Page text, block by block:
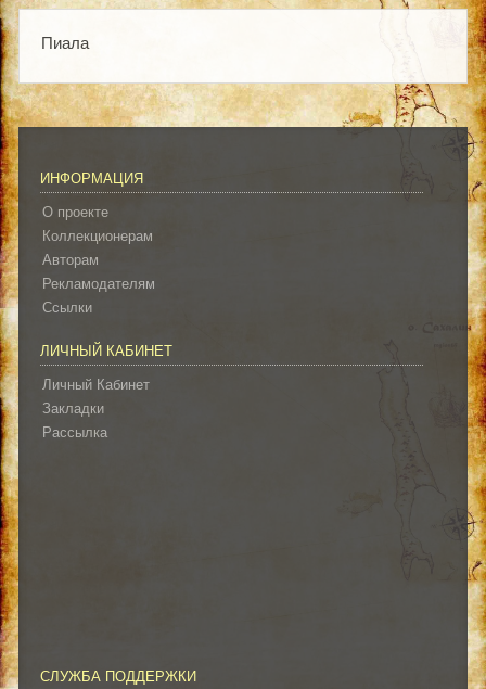
Пиала
ИНФОРМАЦИЯ
О проекте
Коллекционерам
Авторам
Рекламодателям
Ссылки
ЛИЧНЫЙ КАБИНЕТ
Личный Кабинет
Закладки
Рассылка
СЛУЖБА ПОДДЕРЖКИ